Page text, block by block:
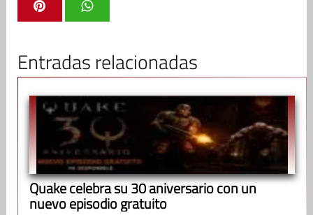
Entradas relacionadas
Quake celebra su 30 aniversario con un
nuevo episodio gratuito